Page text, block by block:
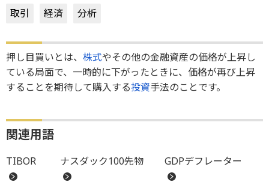
取引 経済 分析
押し目買いとは、 株式やその他の金融資産の価格が上昇し
ている局面で、一時的に下がったときに、価格が再び上昇
することを期待して購入する投資手法のことです。
関連用語
TIBOR ナスダック100先物 GDPデフレーター